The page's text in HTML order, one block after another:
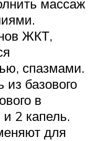
массаж
ЖКТ,
спазмами.
из базового
в
2 капель.
для